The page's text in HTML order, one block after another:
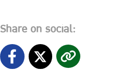
Share on social: